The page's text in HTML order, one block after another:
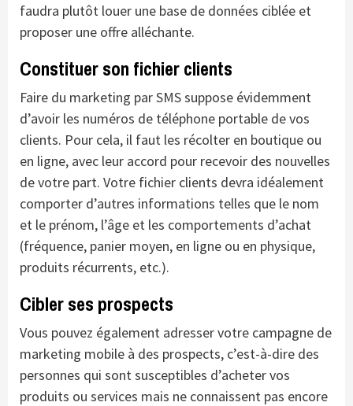
faudra plutôt louer une base de données ciblée et
proposer une offre alléchante.
Constituer son fichier clients
Faire du marketing par SMS suppose évidemment
d’avoir les numéros de téléphone portable de vos
clients. Pour cela, il faut les récolter en boutique ou
en ligne, avec leur accord pour recevoir des nouvelles
de votre part. Votre fichier clients devra idéalement
comporter d’autres informations telles que le nom
et le prénom, l’âge et les comportements d’achat
(fréquence, panier moyen, en ligne ou en physique,
produits récurrents, etc.).
Cibler ses prospects
Vous pouvez également adresser votre campagne de
marketing mobile à des prospects, c’est-à-dire des
personnes qui sont susceptibles d’acheter vos
produits ou services mais ne connaissent pas encore